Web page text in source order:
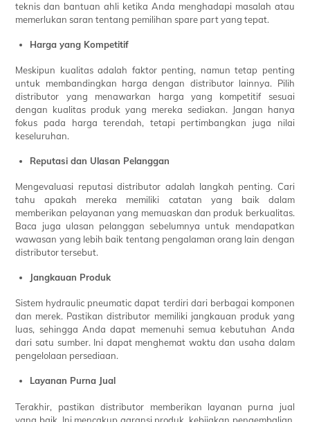
teknis dan bantuan ahli ketika Anda menghadapi masalah atau
memerlukan saran tentang pemilihan spare part yang tepat.
Harga yang Kompetitif
Meskipun kualitas adalah faktor penting, namun tetap penting
untuk membandingkan harga dengan distributor lainnya. Pilih
distributor yang menawarkan harga yang kompetitif sesuai
dengan kualitas produk yang mereka sediakan. Jangan hanya
fokus pada harga terendah, tetapi pertimbangkan juga nilai
keseluruhan.
Reputasi dan Ulasan Pelanggan
Mengevaluasi reputasi distributor adalah langkah penting. Cari
tahu apakah mereka memiliki catatan yang baik dalam
memberikan pelayanan yang memuaskan dan produk berkualitas.
Baca juga ulasan pelanggan sebelumnya untuk mendapatkan
wawasan yang lebih baik tentang pengalaman orang lain dengan
distributor tersebut.
Jangkauan Produk
Sistem hydraulic pneumatic dapat terdiri dari berbagai komponen
dan merek. Pastikan distributor memiliki jangkauan produk yang
luas, sehingga Anda dapat memenuhi semua kebutuhan Anda
dari satu sumber. Ini dapat menghemat waktu dan usaha dalam
pengelolaan persediaan.
Layanan Purna Jual
Terakhir, pastikan distributor memberikan layanan purna jual
yang baik. Ini mencakup garansi produk, kebijakan pengembalian,